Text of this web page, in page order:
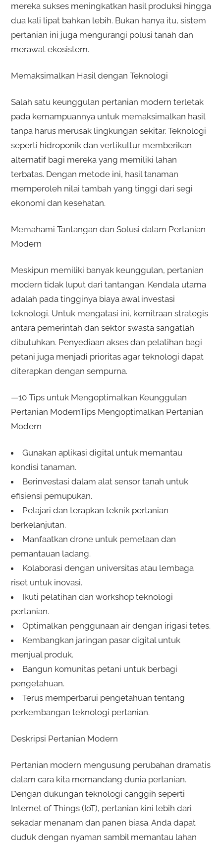
mereka sukses meningkatkan hasil produksi hingga
dua kali lipat bahkan lebih. Bukan hanya itu, sistem
pertanian ini juga mengurangi polusi tanah dan
merawat ekosistem.
Memaksimalkan Hasil dengan Teknologi
Salah satu keunggulan pertanian modern terletak
pada kemampuannya untuk memaksimalkan hasil
tanpa harus merusak lingkungan sekitar. Teknologi
seperti hidroponik dan vertikultur memberikan
alternatif bagi mereka yang memiliki lahan
terbatas. Dengan metode ini, hasil tanaman
memperoleh nilai tambah yang tinggi dari segi
ekonomi dan kesehatan.
Memahami Tantangan dan Solusi dalam Pertanian
Modern
Meskipun memiliki banyak keunggulan, pertanian
modern tidak luput dari tantangan. Kendala utama
adalah pada tingginya biaya awal investasi
teknologi. Untuk mengatasi ini, kemitraan strategis
antara pemerintah dan sektor swasta sangatlah
dibutuhkan. Penyediaan akses dan pelatihan bagi
petani juga menjadi prioritas agar teknologi dapat
diterapkan dengan sempurna.
—10 Tips untuk Mengoptimalkan Keunggulan
Pertanian ModernTips Mengoptimalkan Pertanian
Modern
Gunakan aplikasi digital untuk memantau
kondisi tanaman.
Berinvestasi dalam alat sensor tanah untuk
efisiensi pemupukan.
Pelajari dan terapkan teknik pertanian
berkelanjutan.
Manfaatkan drone untuk pemetaan dan
pemantauan ladang.
Kolaborasi dengan universitas atau lembaga
riset untuk inovasi.
Ikuti pelatihan dan workshop teknologi
pertanian.
Optimalkan penggunaan air dengan irigasi tetes.
Kembangkan jaringan pasar digital untuk
menjual produk.
Bangun komunitas petani untuk berbagi
pengetahuan.
Terus memperbarui pengetahuan tentang
perkembangan teknologi pertanian.
Deskripsi Pertanian Modern
Pertanian modern mengusung perubahan dramatis
dalam cara kita memandang dunia pertanian.
Dengan dukungan teknologi canggih seperti
Internet of Things (IoT), pertanian kini lebih dari
sekadar menanam dan panen biasa. Anda dapat
duduk dengan nyaman sambil memantau lahan